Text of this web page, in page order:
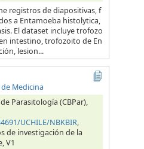
registros de diapositivas, f
a Entamoeba histolytica,
El dataset incluye trofozo
intestino, trofozoito de En
lesion...
Medicina
Parasitología (CBPar),
UCHILE/NBKBIR,
de investigación de la
V1